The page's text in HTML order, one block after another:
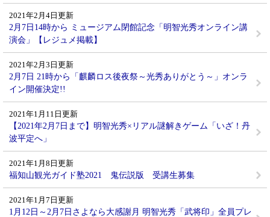
2021年2月4日更新
2月7日14時から ミュージアム閉館記念「明智光秀オンライン講
演会」【レジュメ掲載】
2021年2月3日更新
2月7日 21時から「麒麟ロス後夜祭～光秀ありがとう～」オンラ
イン開催決定!!
2021年1月11日更新
【2021年2月7日まで】明智光秀×リアル謎解きゲーム「いざ！丹
波平定へ」
2021年1月8日更新
福知山観光ガイド塾2021 鬼伝説版 受講生募集
2021年1月7日更新
1月12日～2月7日さよなら大感謝月 明智光秀「武将印」全員プレ